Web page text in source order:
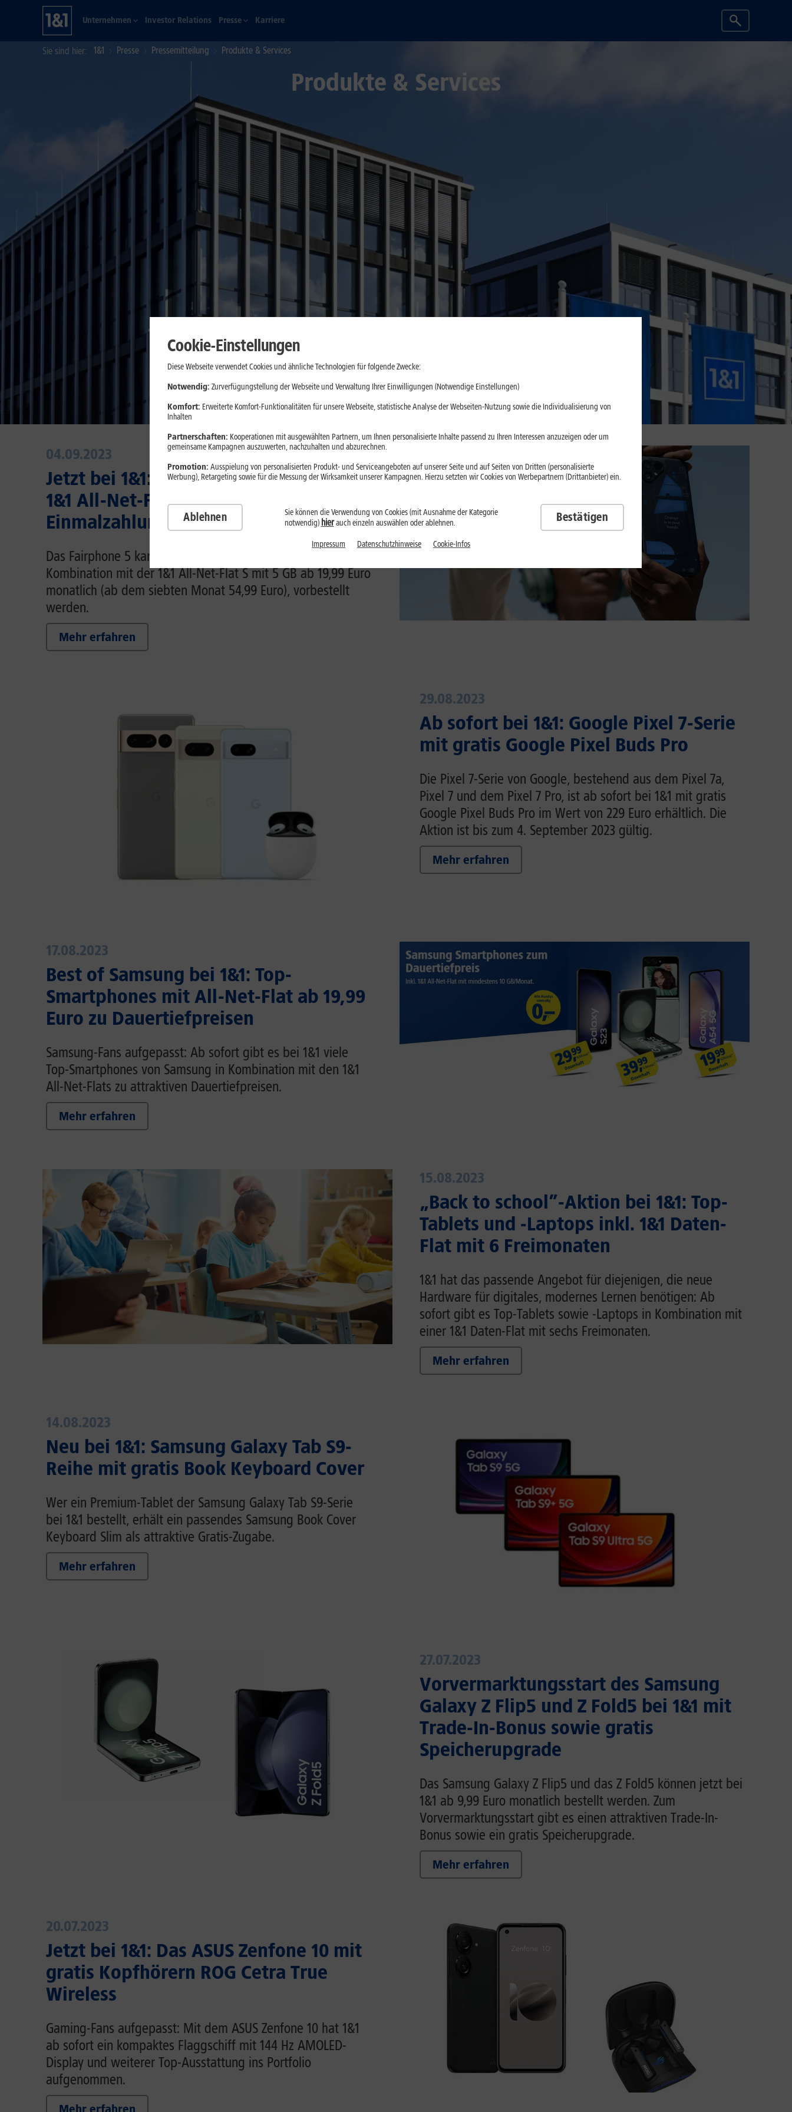
Unternehmen Investor Relations Presse Karriere
Sie sind hier 1&1 Presse Pressemitteilung Produkte & Services
Produkte & Services
04.09.2023
Jetzt bei 1&1: Das neue Fairphone 5 mit
1&1 All-Net-Flat für 0 Euro
Einmalzahlung
Das Fairphone 5 kann ab sofort bei 1&1, beispielsweise in
Kombination mit der 1&1 All-Net-Flat S mit 5 GB ab 19,99 Euro
monatlich (ab dem siebten Monat 54,99 Euro), vorbestellt
werden.
Mehr erfahren
29.08.2023
Ab sofort bei 1&1: Google Pixel 7-Serie
mit gratis Google Pixel Buds Pro
Die Pixel 7-Serie von Google, bestehend aus dem Pixel 7a,
Pixel 7 und dem Pixel 7 Pro, ist ab sofort bei 1&1 mit gratis
Google Pixel Buds Pro im Wert von 229 Euro erhältlich. Die
Aktion ist bis zum 4. September 2023 gültig.
Mehr erfahren
17.08.2023
Best of Samsung bei 1&1: Top-
Smartphones mit All-Net-Flat ab 19,99
Euro zu Dauertiefpreisen
Samsung-Fans aufgepasst: Ab sofort gibt es bei 1&1 viele
Top-Smartphones von Samsung in Kombination mit den 1&1
All-Net-Flats zu attraktiven Dauertiefpreisen.
Mehr erfahren
15.08.2023
„Back to school”-Aktion bei 1&1: Top-
Tablets und -Laptops inkl. 1&1 Daten-
Flat mit 6 Freimonaten
1&1 hat das passende Angebot für diejenigen, die neue
Hardware für digitales, modernes Lernen benötigen: Ab
sofort gibt es Top-Tablets sowie -Laptops in Kombination mit
einer 1&1 Daten-Flat mit sechs Freimonaten.
Mehr erfahren
14.08.2023
Neu bei 1&1: Samsung Galaxy Tab S9-
Reihe mit gratis Book Keyboard Cover
Wer ein Premium-Tablet der Samsung Galaxy Tab S9-Serie
bei 1&1 bestellt, erhält ein passendes Samsung Book Cover
Keyboard Slim als attraktive Gratis-Zugabe.
Mehr erfahren
27.07.2023
Vorvermarktungsstart des Samsung
Galaxy Z Flip5 und Z Fold5 bei 1&1 mit
Trade-In-Bonus sowie gratis
Speicherupgrade
Das Samsung Galaxy Z Flip5 und das Z Fold5 können jetzt bei
1&1 ab 9,99 Euro monatlich bestellt werden. Zum
Vorvermarktungsstart gibt es einen attraktiven Trade-In-
Bonus sowie ein gratis Speicherupgrade.
Mehr erfahren
20.07.2023
Jetzt bei 1&1: Das ASUS Zenfone 10 mit
gratis Kopfhörern ROG Cetra True
Wireless
Gaming-Fans aufgepasst: Mit dem ASUS Zenfone 10 hat 1&1
ab sofort ein kompaktes Flaggschiff mit 144 Hz AMOLED-
Display und weiterer Top-Ausstattung ins Portfolio
aufgenommen.
Mehr erfahren
Cookie-Einstellungen
Diese Webseite verwendet Cookies und ähnliche Technologien für folgende Zwecke:
Notwendig: Zurverfügungstellung der Webseite und Verwaltung Ihrer Einwilligungen (Notwendige Einstellungen)
Komfort: Erweiterte Komfort-Funktionalitäten für unsere Webseite, statistische Analyse der Webseiten-Nutzung sowie die Individualisierung von
Inhalten
Partnerschaften: Kooperationen mit ausgewählten Partnern, um Ihnen personalisierte Inhalte passend zu Ihren Interessen anzuzeigen oder um
gemeinsame Kampagnen auszuwerten, nachzuhalten und abzurechnen.
Promotion: Ausspielung von personalisierten Produkt- und Serviceangeboten auf unserer Seite und auf Seiten von Dritten (personalisierte
Werbung), Retargeting sowie für die Messung der Wirksamkeit unserer Kampagnen. Hierzu setzten wir Cookies von Werbepartnern (Drittanbieter) ein.
Ablehnen
Sie können die Verwendung von Cookies (mit Ausnahme der Kategorie
notwendig) hierauch einzeln auswählen oder ablehnen. Bestätigen
Impressum Datenschutzhinweise Cookie-Infos